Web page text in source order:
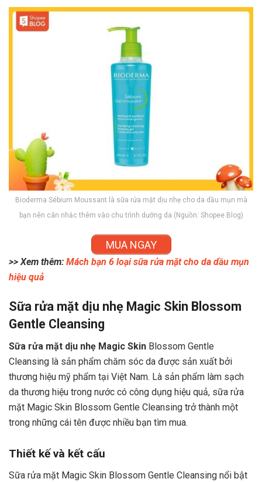
Bioderma Sébium Moussant là sữa rửa mặt dịu nhẹ cho da dầu mụn mà
bạn nên cân nhắc thêm vào chu trình dưỡng da (Nguồn: Shopee Blog)
MUA NGAY
>> Xem thêm: Mách bạn 6 loại sữa rửa mặt cho da dầu mụn
hiệu quả
Sữa rửa mặt dịu nhẹ Magic Skin Blossom
Gentle Cleansing
Sữa rửa mặt dịu nhẹ Magic Skin Blossom Gentle
Cleansing là sản phẩm chăm sóc da được sản xuất bởi
thương hiệu mỹ phẩm tại Việt Nam. Là sản phẩm làm sạch
da thương hiệu trong nước có công dụng hiệu quả, sữa rửa
mặt Magic Skin Blossom Gentle Cleansing trở thành một
trong những cái tên được nhiều bạn tìm mua.
Thiết kế và kết cấu
Sữa rửa mặt Magic Skin Blossom Gentle Cleansing nổi bật